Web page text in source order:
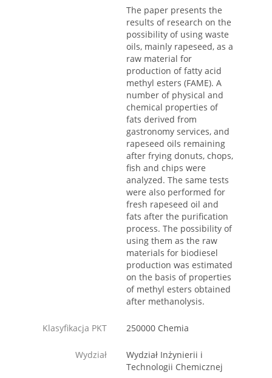
The paper presents the
results of research on the
possibility of using waste
oils, mainly rapeseed, as a
raw material for
production of fatty acid
methyl esters (FAME). A
number of physical and
chemical properties of
fats derived from
gastronomy services, and
rapeseed oils remaining
after frying donuts, chops,
fish and chips were
analyzed. The same tests
were also performed for
fresh rapeseed oil and
fats after the purification
process. The possibility of
using them as the raw
materials for biodiesel
production was estimated
on the basis of properties
of methyl esters obtained
after methanolysis.
Klasyfikacja PKT 250000 Chemia
Wydział
Wydział Inżynierii i
Technologii Chemicznej